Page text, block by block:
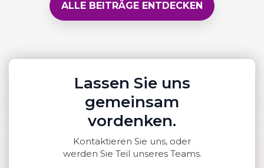
ALLE BEITRÄGE ENTDECKEN
Lassen Sie uns
gemeinsam
vordenken.
Kontaktieren Sie uns, oder
werden Sie Teil unseres Teams.